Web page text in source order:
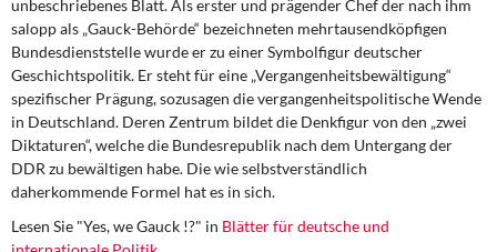
Eurokrise und Griechenland
DIE LINKE
Weitere Themen
Memo-Gruppe
Institut Solidarische Moderne
unbeschriebenes Blatt. Als erster und prägender Chef der nach ihm
salopp als „Gauck-Behörde“ bezeichneten mehrtausendköpfigen
Bundesdienststelle wurde er zu einer Symbolfigur deutscher
Geschichtspolitik. Er steht für eine „Vergangenheitsbewältigung“
spezifischer Prägung, sozusagen die vergangenheitspolitische Wende
in Deutschland. Deren Zentrum bildet die Denkfigur von den „zwei
Diktaturen“, welche die Bundesrepublik nach dem Untergang der
DDR zu bewältigen habe. Die wie selbstverständlich
daherkommende Formel hat es in sich.
Lesen Sie "Yes, we Gauck !?" in Blätter für deutsche und